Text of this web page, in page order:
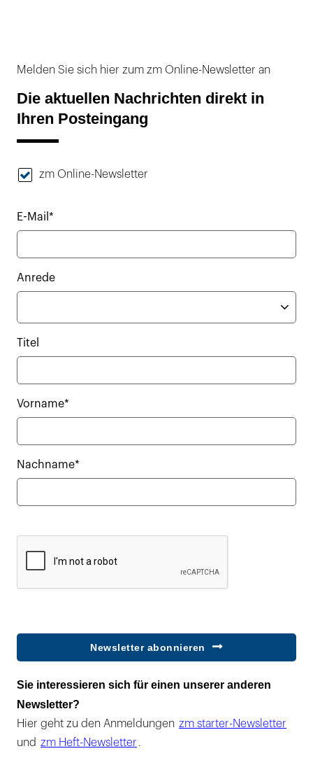
Melden Sie sich hier zum zm Online-Newsletter an
Die aktuellen Nachrichten direkt in
Ihren Posteingang
zm Online-Newsletter
E-Mail*
Anrede
Titel
Vorname*
Nachname*
Newsletter abonnieren
Sie interessieren sich für einen unserer anderen
Newsletter?
Hier geht zu den Anmeldungen zm starter-Newsletter
und zm Heft-Newsletter .